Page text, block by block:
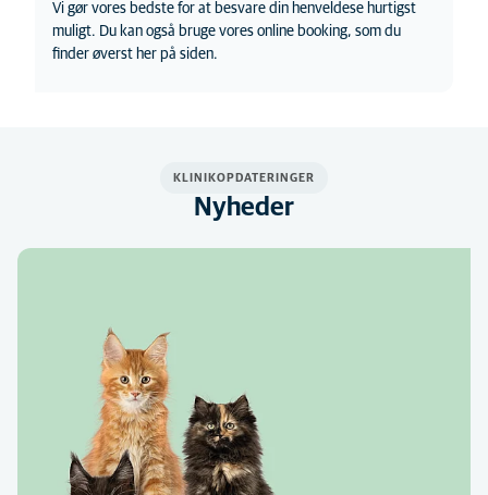
Vi gør vores bedste for at besvare din henveldese hurtigst
muligt. Du kan også bruge vores online booking, som du
finder øverst her på siden.
KLINIKOPDATERINGER
Nyheder